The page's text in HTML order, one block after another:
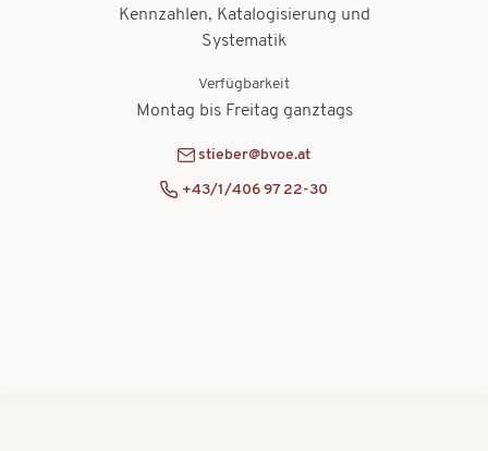
Kennzahlen, Katalogisierung und
Systematik
Verfügbarkeit
Montag bis Freitag ganztags
stieber@bvoe.at
+43/1/406 97 22-30